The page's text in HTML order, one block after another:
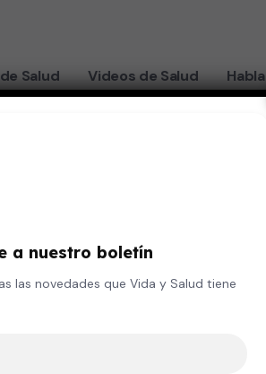
Salud Videos de Salud
a nuestro boletín
las novedades que Vida y Salud tiene